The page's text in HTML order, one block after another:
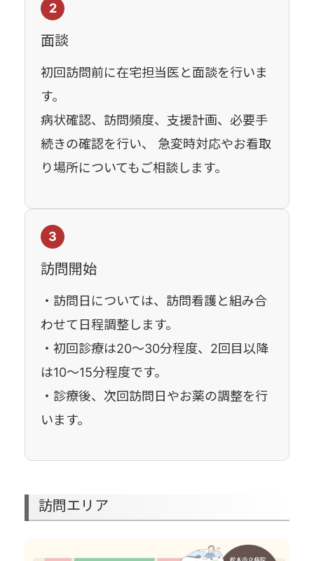
2
面談
初回訪問前に在宅担当医と面談を行いま
す。
病状確認、訪問頻度、支援計画、必要手
続きの確認を行い、 急変時対応やお看取
り場所についてもご相談します。
3
訪問開始
・訪問日については、訪問看護と組み合
わせて日程調整します。
・初回診療は20～30分程度、2回目以降
は10～15分程度です。
・診療後、次回訪問日やお薬の調整を行
います。
訪問エリア